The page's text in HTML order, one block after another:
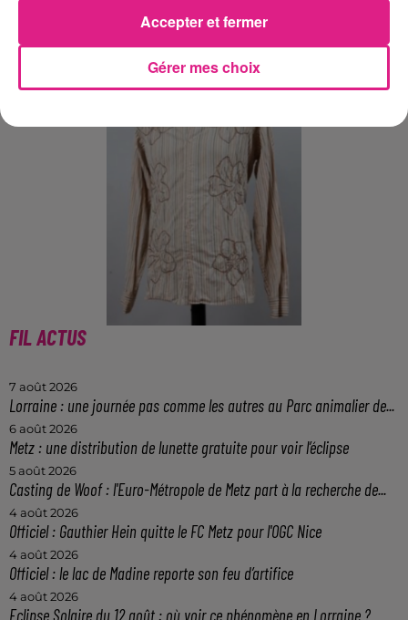
FIL ACTUS
7 août 2026
Lorraine : une journée pas comme les autres au Parc animalier de...
6 août 2026
Metz : une distribution de lunette gratuite pour voir l’éclipse
5 août 2026
Casting de Woof : l'Euro-Métropole de Metz part à la recherche de...
4 août 2026
Officiel : Gauthier Hein quitte le FC Metz pour l'OGC Nice
4 août 2026
Officiel : le lac de Madine reporte son feu d’artifice
4 août 2026
Eclipse Solaire du 12 août : où voir ce phénomène en Lorraine ?
Gérer mes choix
Accepter et fermer